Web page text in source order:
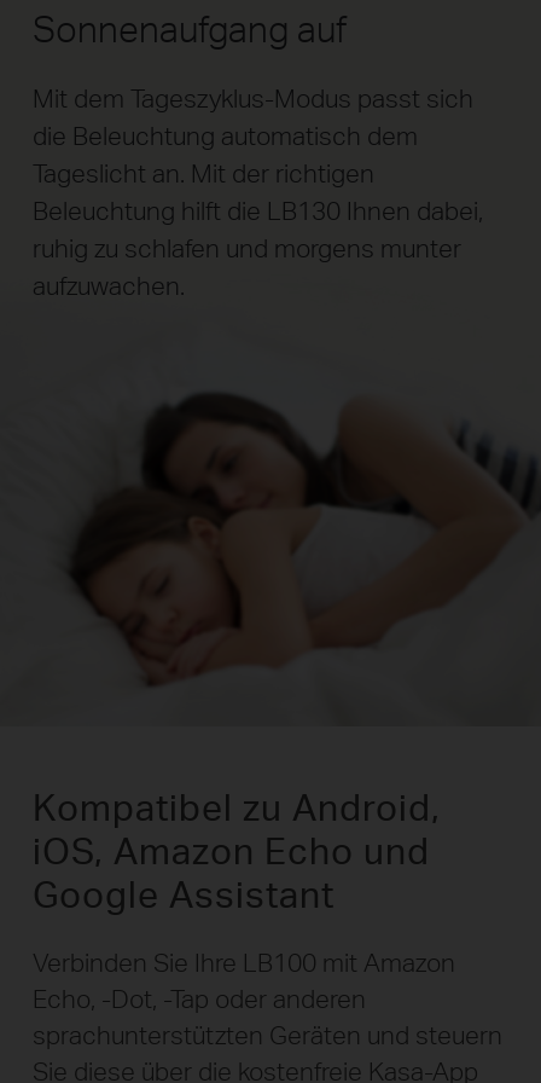
Sonnenaufgang auf
Mit dem Tageszyklus-Modus passt sich
die Beleuchtung automatisch dem
Tageslicht an. Mit der richtigen
Beleuchtung hilft die LB130 Ihnen dabei,
ruhig zu schlafen und morgens munter
aufzuwachen.
Kompatibel zu Android,
iOS, Amazon Echo und
Google Assistant
Verbinden Sie Ihre LB100 mit Amazon
Echo, -Dot, -Tap oder anderen
sprachunterstützten Geräten und steuern
Sie diese über die kostenfreie Kasa-App